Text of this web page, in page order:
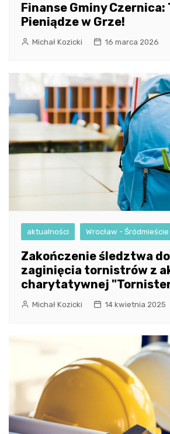
Finanse Gminy Czernica:
Pieniądze w Grze!
Michał Kozicki 16 marca 2026
aktualności Wrocław - Śródmieście
Zakończenie śledztwa
zaginięcia tornistrów z
charytatywnej
Michał Kozicki 14 kwietnia 2025